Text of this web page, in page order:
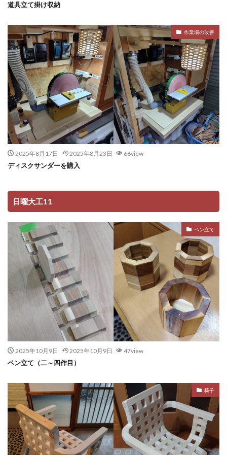
道具立て掛け収納
作業場の改善
2025年8月17日 2025年8月23日 66view
ディスクサンダーを購入
日曜大工11
ペン立て
2025年10月9日 2025年10月9日 47view
ペン立て（二～四作目）
椅子